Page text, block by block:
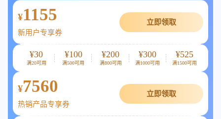
¥1155
新用户专享券
立即领取
¥30
满20可用
¥100
满500可用
¥200
满800可用
¥300
满1000可用
¥525
满1500可用
¥7560
热销产品专享券
立即领取